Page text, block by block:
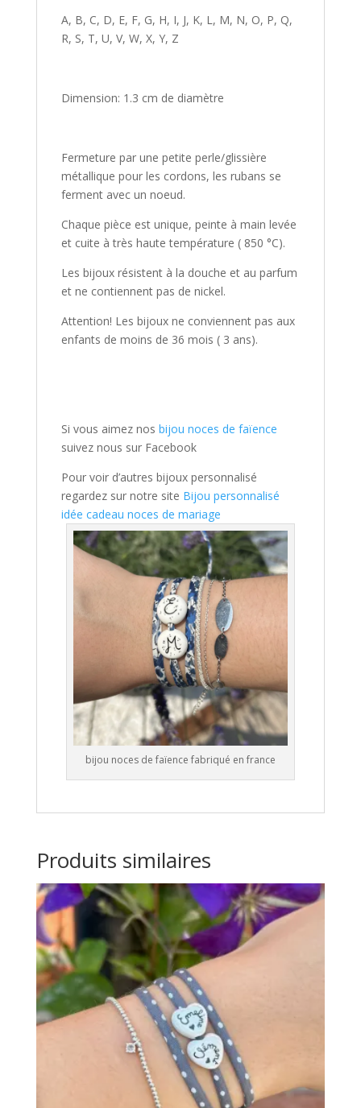
A, B, C, D, E, F, G, H, I, J, K, L, M, N, O, P, Q,
R, S, T, U, V, W, X, Y, Z
Dimension: 1.3 cm de diamètre
Fermeture par une petite perle/glissière
métallique pour les cordons, les rubans se
ferment avec un noeud.
Chaque pièce est unique, peinte à main levée
et cuite à très haute température ( 850 °C).
Les bijoux résistent à la douche et au parfum
et ne contiennent pas de nickel.
Attention! Les bijoux ne conviennent pas aux
enfants de moins de 36 mois ( 3 ans).
Si vous aimez nos bijou noces de faïence
suivez nous sur Facebook
Pour voir d’autres bijoux personnalisé
regardez sur notre site Bijou personnalisé
idée cadeau noces de mariage
bijou noces de faïence fabriqué en france
Produits similaires